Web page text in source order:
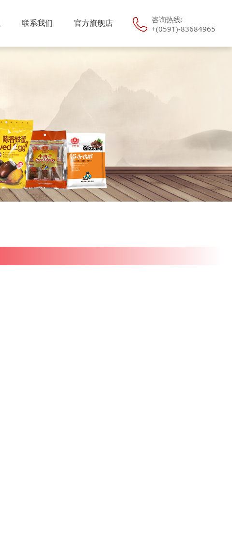
咨询热线:
+(0591)-83684965
联系我们 官方旗舰店